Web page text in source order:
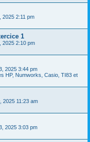
2025 2:11 pm
1
2025 2:10 pm
2025 3:44 pm
HP, Numworks, Casio, TI83 et
2025 11:23 am
2025 3:03 pm